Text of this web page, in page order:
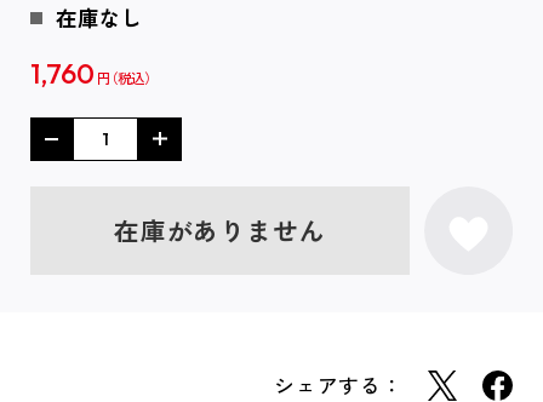
在庫なし
1,760 円
在庫がありません
シェアする：